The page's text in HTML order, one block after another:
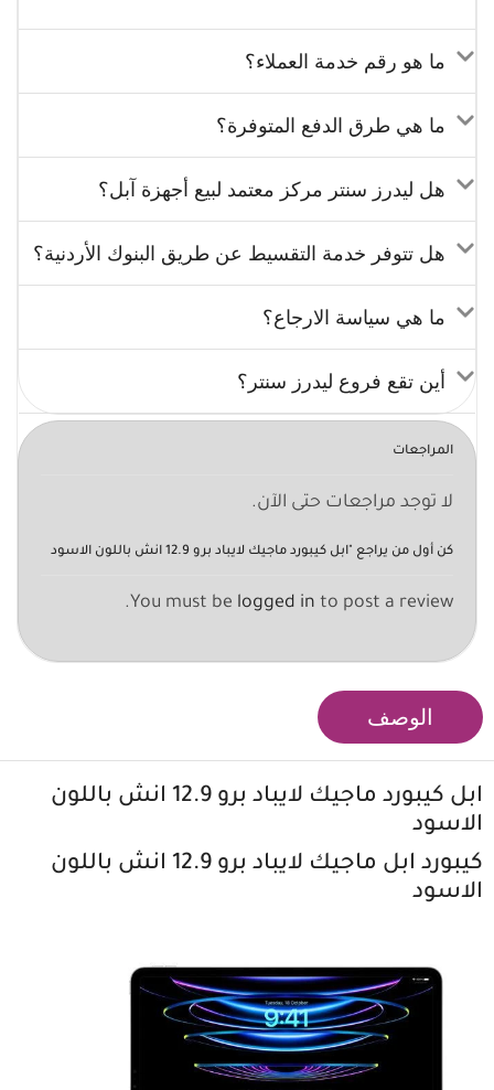
ما هو رقم خدمة العملاء؟
ما هي طرق الدفع المتوفرة؟
هل ليدرز سنتر مركز معتمد لبيع أجهزة آبل؟
هل تتوفر خدمة التقسيط عن طريق البنوك الأردنية؟
ما هي سياسة الارجاع؟
أين تقع فروع ليدرز سنتر؟
المراجعات
لا توجد مراجعات حتى الآن.
كن أول من يراجع "ابل كيبورد ماجيك لايباد برو 12.9 انش باللون الاسود
You must be logged in to post a review.
الوصف
ابل كيبورد ماجيك
لايباد برو 12.9 انش باللون
الاسود
كيبورد ابل ماجيك لايباد برو 12.9 انش باللون
الاسود